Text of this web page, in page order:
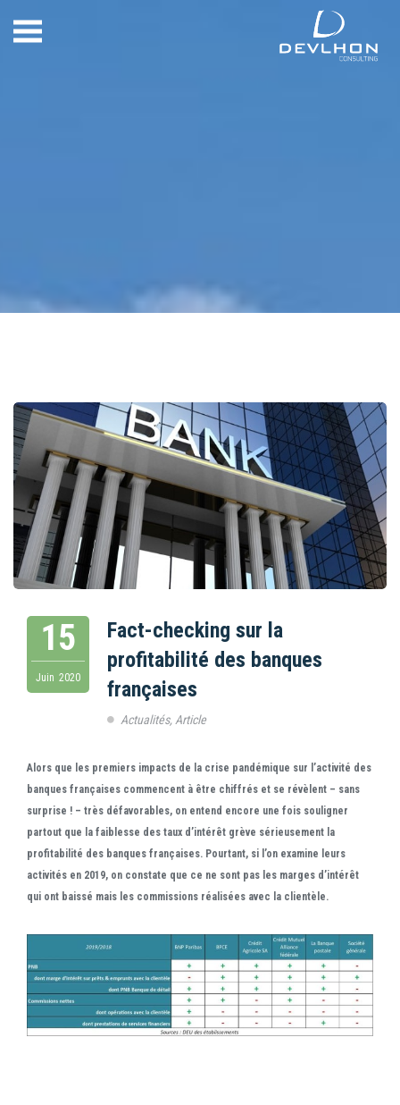
15
Juin 2020
Fact-checking sur la
profitabilité des banques
françaises
Actualités, Article
Alors que les premiers impacts de la crise pandémique sur l’activité des
banques françaises commencent à être chiffrés et se révèlent – sans
surprise ! – très défavorables, on entend encore une fois souligner
partout que la faiblesse des taux d’intérêt grève sérieusement la
profitabilité des banques françaises. Pourtant, si l’on examine leurs
activités en 2019, on constate que ce ne sont pas les marges d’intérêt
qui ont baissé mais les commissions réalisées avec la clientèle.